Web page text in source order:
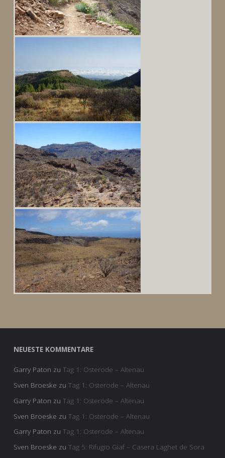
NEUESTE KOMMENTARE
Garry Paton zu Tag 1: Osterode – Altenau
Sven Broeske zu Tag 1: Osterode – Altenau
Garry Paton zu Tag 1: Osterode – Altenau
Sven Broeske zu Tag 1: Osterode – Altenau
Garry Paton zu Tag 1: Osterode – Altenau
Sven Broeske zu Tag 5: Rifugio Giaf – Casera Laghet de Sora